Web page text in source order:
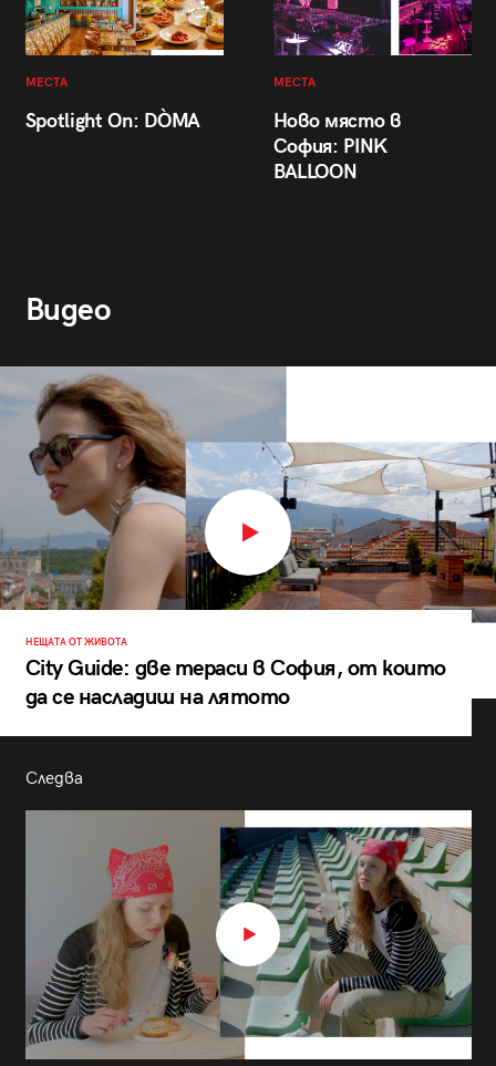
МЕСТА
Spotlight On: DÒMA
МЕСТА
Ново място в
София: PINK
BALLOON
Видео
НЕЩАТА ОТ ЖИВОТА
City Guide: две тераси в София, от които
да се насладиш на лятото
Следва